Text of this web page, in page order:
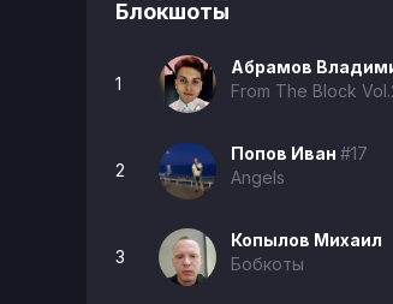
Блокшоты
1
Абрамов
From The Block
2
Попов Иван #17
Angels
3
Копылов Михаил
Бобкоты